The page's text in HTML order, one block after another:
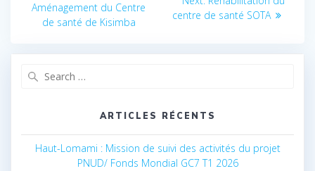
de
post:
Aménagement du Centre
de santé de Kisimba
post:
centre de santé SOTA
ARTICLES RÉCENTS
Haut-Lomami : Mission de suivi des activités du projet
PNUD/ Fonds Mondial GC7 T1 2026